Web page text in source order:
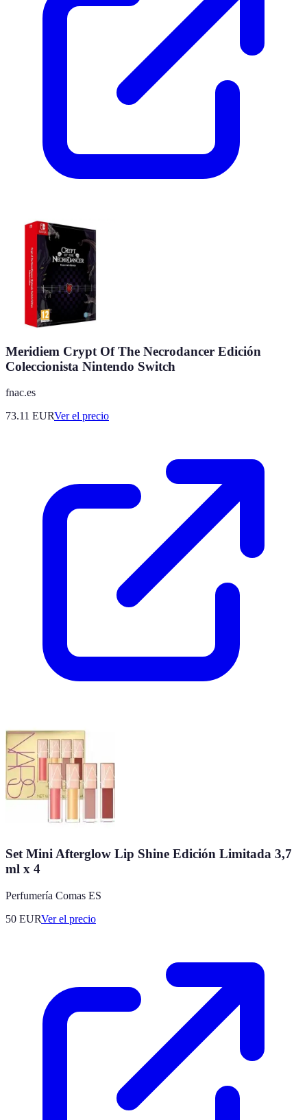
Meridiem Crypt Of The Necrodancer Edición
Coleccionista Nintendo Switch
fnac.es
73.11 EURVer el precio
Set Mini Afterglow Lip Shine Edición Limitada 3,7
ml x 4
Perfumería Comas ES
50 EURVer el precio